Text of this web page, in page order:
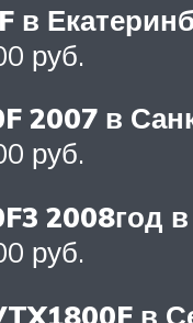
в
руб.
2007 в
руб.
2008год
руб.
в